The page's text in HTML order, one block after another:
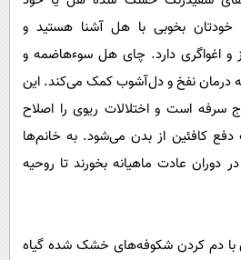
بخوبی با هل آشنا هستید و
و اغواگری دارد. چای هل سوءهاضمه و
درمان نفخ و دل‌آشوب کمک می‌کند. این
است و اختلالات ریوی را اصلاح
کافئین از بدن می‌شود. به خانم‌ها
دوران عادت ماهیانه بخورند تا روحیه
با دم کردن شکوفه‌های خشک شده گیاه